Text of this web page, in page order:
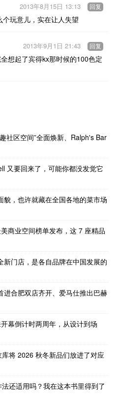
玩意儿，实在让人失望
2013年8月15日 13:13 回复
想起了宾得kx那时候的100色定
2013年9月1日 21:43 回复
社区空间”全面焕新、Ralph's Bar
又要回来了，可能你都没发觉它
貌，也许就藏在全国各地的菜市场
商业空间榜单发布，这 7 座精品
新门店，是各自品牌在中国发展的
进合肥双店齐开、爱马仕推出巴赫
幕倒计时两周年，从设计到场
将 2026 秋冬新品们放进了对应
还适用吗？我在这本书里得到了